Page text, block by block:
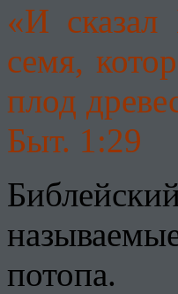
«И
семя,
плод
Быт. 1:29
потопа.